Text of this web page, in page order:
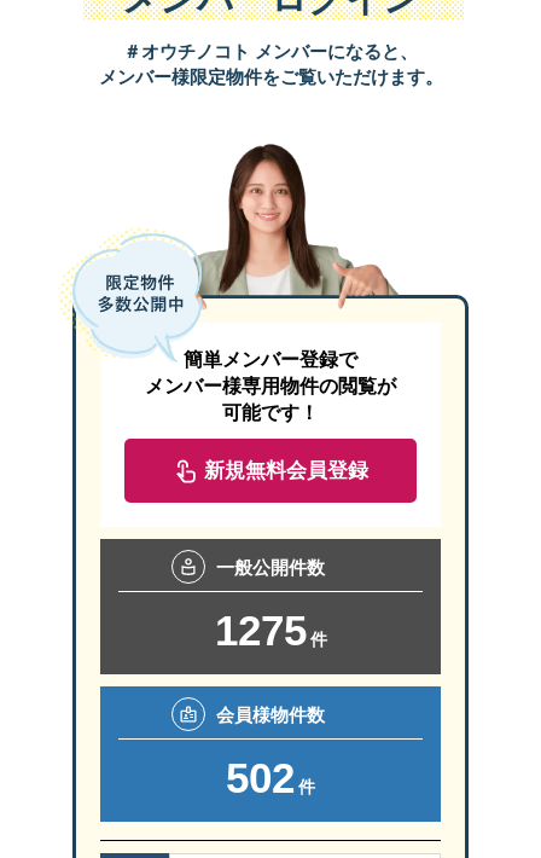
＃オウチノコト メンバーになると、
メンバー様限定物件をご覧いただけます。
簡単メンバー登録で
メンバー様専用物件の閲覧が
可能です！
新規無料会員登録
一般公開件数
1275 件
会員様物件数
502 件